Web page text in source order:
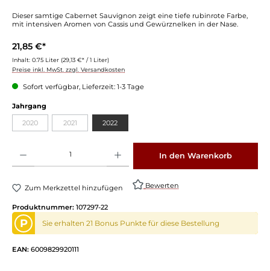
Dieser samtige Cabernet Sauvignon zeigt eine tiefe rubinrote Farbe,
mit intensiven Aromen von Cassis und Gewürznelken in der Nase.
21,85 €*
Inhalt: 0.75 Liter (29,13 €* / 1 Liter)
Preise inkl. MwSt. zzgl. Versandkosten
Sofort verfügbar, Lieferzeit: 1-3 Tage
Jahrgang
2020 2021 2022
In den Warenkorb
Zum Merkzettel hinzufügen Bewerten
Produktnummer: 107297-22
P Sie erhalten 21 Bonus Punkte für diese Bestellung
EAN: 6009829920111